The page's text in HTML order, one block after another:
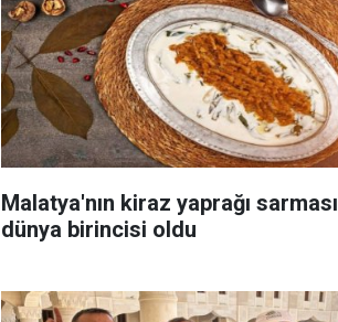
Malatya'nın kiraz yaprağı sarması
dünya birincisi oldu